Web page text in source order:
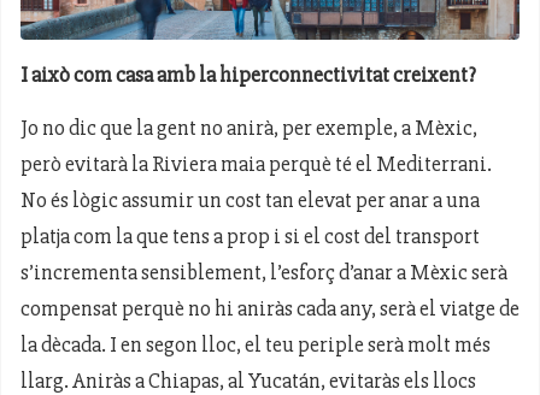
I això com casa amb la hiperconnectivitat creixent?
Jo no dic que la gent no anirà, per exemple, a Mèxic,
però evitarà la Riviera maia perquè té el Mediterrani.
No és lògic assumir un cost tan elevat per anar a una
platja com la que tens a prop i si el cost del transport
s’incrementa sensiblement, l’esforç d’anar a Mèxic serà
compensat perquè no hi aniràs cada any, serà el viatge de
la dècada. I en segon lloc, el teu periple serà molt més
llarg. Aniràs a Chiapas, al Yucatán, evitaràs els llocs